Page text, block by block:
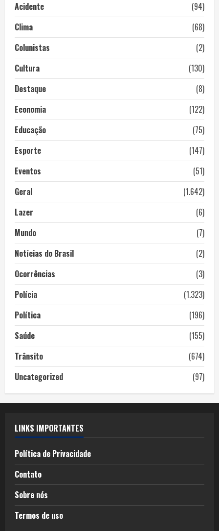
Acidente
(94)
Clima
(68)
Colunistas
(2)
Cultura
(130)
Destaque
(8)
Economia
(122)
Educação
(75)
Esporte
(147)
Eventos
(51)
Geral
(1.642)
Lazer
(6)
Mundo
(7)
Notícias do Brasil
(2)
Ocorrências
(3)
Polícia
(1.323)
Política
(196)
Saúde
(155)
Trânsito
(674)
Uncategorized
(97)
LINKS IMPORTANTES
Política de Privacidade
Contato
Sobre nós
Termos de uso